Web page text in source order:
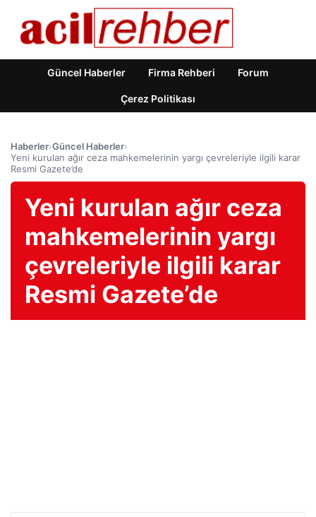
Güncel Haberler Firma Rehberi Forum
Çerez Politikası
Haberler›Güncel Haberler›
Yeni kurulan ağır ceza mahkemelerinin yargı çevreleriyle ilgili karar
Resmi Gazete’de
Yeni kurulan ağır ceza
mahkemelerinin yargı
çevreleriyle ilgili karar
Resmi Gazete’de